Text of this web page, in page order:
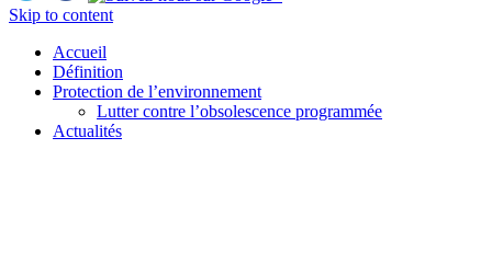
Skip to content
Accueil
Définition
Protection de l’environnement
Lutter contre l’obsolescence programmée
Actualités